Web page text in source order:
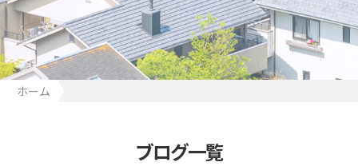
ホーム
ブログ一覧